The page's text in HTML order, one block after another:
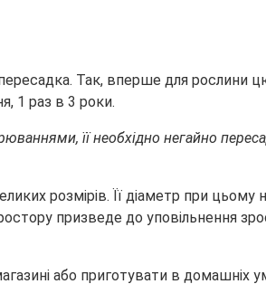
Так, вперше для рослини
1 раз в 3 роки.
її необхідно негайно
розмірів. Її діаметр при
призведе до уповільнення
або приготувати в домашніх